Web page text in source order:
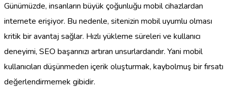
Günümüzde, insanların büyük çoğunluğu mobil cihazlardan
internete erişiyor. Bu nedenle, sitenizin mobil uyumlu olması
kritik bir avantaj sağlar. Hızlı yükleme süreleri ve kullanıcı
deneyimi, SEO başarınızı artıran unsurlardandır. Yani mobil
kullanıcıları düşünmeden içerik oluşturmak, kaybolmuş bir fırsatı
değerlendirmemek gibidir.